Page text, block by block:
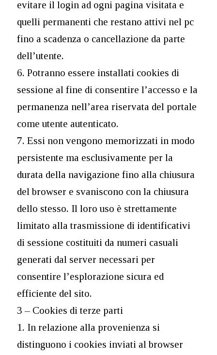
evitare il login ad ogni pagina visitata e
quelli permanenti che restano attivi nel pc
fino a scadenza o cancellazione da parte
dell’utente.
6. Potranno essere installati cookies di
sessione al fine di consentire l’accesso e la
permanenza nell’area riservata del portale
come utente autenticato.
7. Essi non vengono memorizzati in modo
persistente ma esclusivamente per la
durata della navigazione fino alla chiusura
del browser e svaniscono con la chiusura
dello stesso. Il loro uso è strettamente
limitato alla trasmissione di identificativi
di sessione costituiti da numeri casuali
generati dal server necessari per
consentire l’esplorazione sicura ed
efficiente del sito.
3 – Cookies di terze parti
1. In relazione alla provenienza si
distinguono i cookies inviati al browser